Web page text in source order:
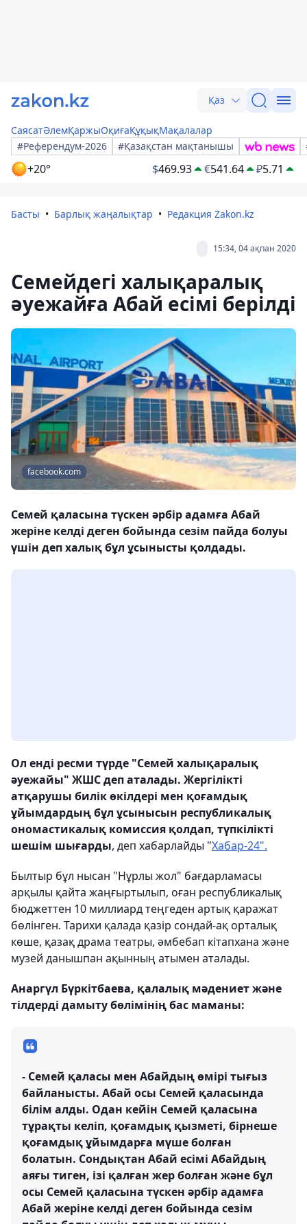
Қаз
СаясатӘлемҚаржыОқиғаҚұқықМақалалар
#Референдум-2026
#Қазақстан мақтанышы
+20° $469.93 €541.64 ₽5.71
Басты Барлық жаңалықтар Редакция Zakon.kz
15:34, 04 ақпан 2020
Семейдегі халықаралық
әуежайға Абай есімі берілді
facebook.com
Семей қаласына түскен әрбір адамға Абай
жеріне келді деген бойында сезім пайда болуы
үшін деп халық бұл ұсынысты қолдады.
Ол енді ресми түрде "Семей халықаралық
әуежайы" ЖШС деп аталады. Жергілікті
атқарушы билік өкілдері мен қоғамдық
ұйымдардың бұл ұсынысын республикалық
ономастикалық комиссия қолдап, түпкілікті
шешім шығарды, деп хабарлайды "Хабар-24".
Былтыр бұл нысан "Нұрлы жол" бағдарламасы
арқылы қайта жаңғыртылып, оған республикалық
бюджеттен 10 миллиард теңгеден артық қаражат
бөлінген. Тарихи қалада қазір сондай-ақ орталық
көше, қазақ драма театры, әмбебап кітапхана және
музей данышпан ақынның атымен аталады.
Анаргүл Бүркітбаева, қалалық мәдениет және
тілдерді дамыту бөлімінің бас маманы:
- Семей қаласы мен Абайдың өмірі тығыз
байланысты. Абай осы Семей қаласында
білім алды. Одан кейін Семей қаласына
тұрақты келіп, қоғамдық қызметі, бірнеше
қоғамдық ұйымдарға мүше болған
болатын. Сондықтан Абай есімі Абайдың
аяғы тиген, ізі қалған жер болған және бұл
осы Семей қаласына түскен әрбір адамға
Абай жеріне келді деген бойында сезім